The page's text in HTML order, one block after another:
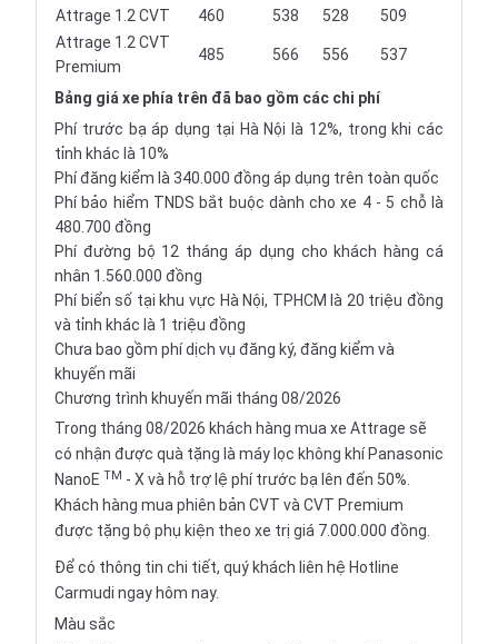
Attrage 1.2 CVT
460 538 528
509
Attrage 1.2 CVT
Premium
485 566 556 537
Bảng giá xe phía trên đã bao gồm các chi phí
Phí trước bạ áp dụng tại Hà Nội là 12%, trong khi các
tỉnh khác là 10%
Phí đăng kiểm là 340.000 đồng áp dụng trên toàn quốc
Phí bảo hiểm TNDS bắt buộc dành cho xe 4 - 5 chỗ là
480.700 đồng
Phí đường bộ 12 tháng áp dụng cho khách hàng cá
nhân 1.560.000 đồng
Phí biển số tại khu vực Hà Nội, TPHCM là 20 triệu đồng
và tỉnh khác là 1 triệu đồng
Chưa bao gồm phí dịch vụ đăng ký, đăng kiểm và
khuyến mãi
Chương trình khuyến mãi tháng 08/2026
Trong tháng 08/2026 khách hàng mua xe Attrage sẽ
có nhận được quà tặng là máy lọc không khí Panasonic
NanoE TM - X và hỗ trợ lệ phí trước bạ lên đến 50%.
Khách hàng mua phiên bản CVT và CVT Premium
được tặng bộ phụ kiện theo xe trị giá 7.000.000 đồng.
Để có thông tin chi tiết, quý khách liên hệ Hotline
Carmudi ngay hôm nay.
Màu sắc